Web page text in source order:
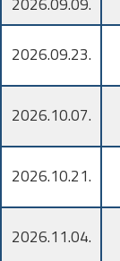
2026.09.09.
2026.09.23.
2026.10.07.
2026.10.21.
2026.11.04.